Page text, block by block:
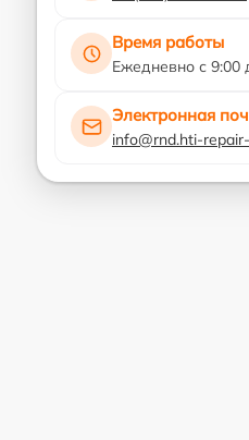
Время работы
Ежедневно с 9:00
Электронная
info@rnd.hti-